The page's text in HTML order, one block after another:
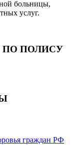
больницы,
услуг.
ПО ПОЛИСУ
граждан РФ